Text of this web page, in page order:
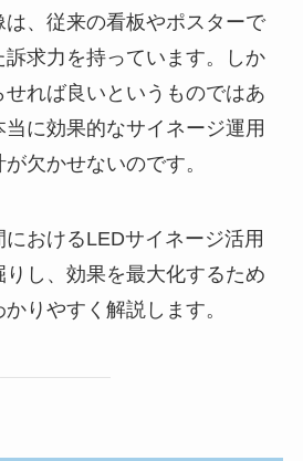
、従来の看板やポスターで
求力を持っています。しか
せれば良いというものではあ
当に効果的なサイネージ運用
欠かせないのです。
おけるLEDサイネージ活用
し、効果を最大化するため
りやすく解説します。